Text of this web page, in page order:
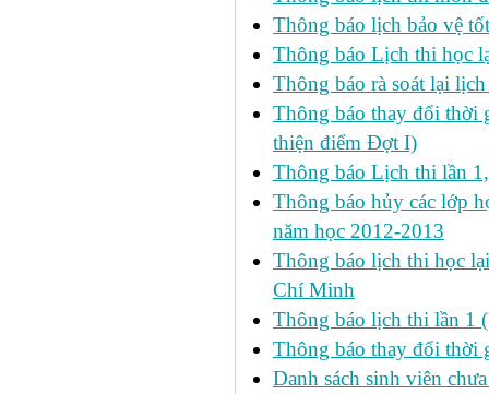
Thông báo lịch bảo vệ
Thông báo Lịch thi học
Thông báo rà soát lại
Thông báo thay đổi thời
thiện điểm Đợt I)
Thông báo Lịch thi lần
Thông báo hủy các lớp
năm học 2012-2013
Thông báo lịch thi học
Chí Minh
Thông báo lịch thi lần 1
Thông báo thay đổi thời
Danh sách sinh viên